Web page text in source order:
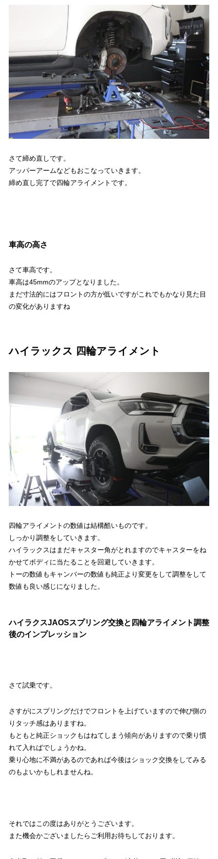
さて締め直しです。
アッパーアームなどもおこなっていきます。
締め直し完了で四輪アライメントです。
車高の高さ
さて車高です。
車高は45mmのアップとなりました。
まだ寸法的にはフロントの方が低いですがこれでもかなり見た目
の変化がありますね
ハイラックス 四輪アライメント
四輪アライメントの数値は結構酷いものです。
しっかり調整をしていきます。
ハイラックスはまだキャスター角がとれますのでキャスターをね
かせてボディに当たることを回避していきます。
トーの数値もキャンバーの数値も純正より変更をして調整をして
数値も良い感じになりました。
ハイラクスJAOSスプリング交換と四輪アライメント調整
後のインプレッション
さて試乗です。
さすがにスプリングだけでフロントを上げていますので伸び側の
りタッチ感はありますね。
もともと純正ショックもはねてしまう傾向がありますので乗り慣
れて入ればでしょうかね。
乗り心地に不満があるのであれば今後はショック交換をしてみる
のもよいかもしれませんね。
それではこの度はありがとうございます。
また機会かございましたらご利用お待ちしております。